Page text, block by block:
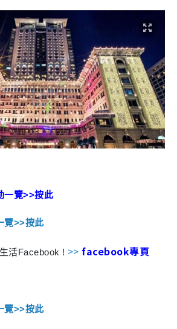
一覽>>按此
覽>>按此
活Facebook ! >>facebook專頁
覽>>按此